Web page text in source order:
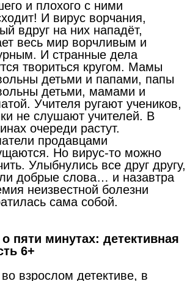
и плохого с ними
И вирус ворчания,
вдруг на них нападёт,
весь мир ворчливым и
И странные дела
твориться кругом. Мамы
детьми и папами, папы
детьми, мамами и
Учителя ругают учеников,
не слушают учителей. В
очереди растут.
продавцами
Но вирус-то можно
Улыбнулись все друг другу,
добрые слова… и назавтра
неизвестной болезни
сама собой.
пяти минутах: детективная
6+
взрослом детективе, в